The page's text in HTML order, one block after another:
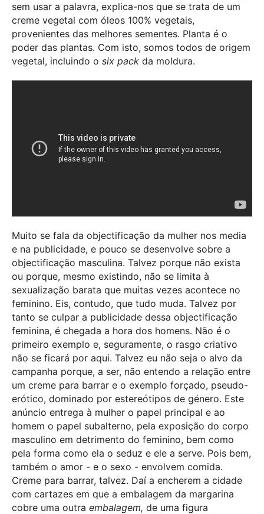
sem usar a palavra, explica-nos que se trata de um
creme vegetal com óleos 100% vegetais,
provenientes das melhores sementes. Planta é o
poder das plantas. Com isto, somos todos de origem
vegetal, incluindo o six pack da moldura.
Muito se fala da objectificação da mulher nos media
e na publicidade, e pouco se desenvolve sobre a
objectificação masculina. Talvez porque não exista
ou porque, mesmo existindo, não se limita à
sexualização barata que muitas vezes acontece no
feminino. Eis, contudo, que tudo muda. Talvez por
tanto se culpar a publicidade dessa objectificação
feminina, é chegada a hora dos homens. Não é o
primeiro exemplo e, seguramente, o rasgo criativo
não se ficará por aqui. Talvez eu não seja o alvo da
campanha porque, a ser, não entendo a relação entre
um creme para barrar e o exemplo forçado, pseudo-
erótico, dominado por estereótipos de género. Este
anúncio entrega à mulher o papel principal e ao
homem o papel subalterno, pela exposição do corpo
masculino em detrimento do feminino, bem como
pela forma como ela o seduz e ele a serve. Pois bem,
também o amor - e o sexo - envolvem comida.
Creme para barrar, talvez. Daí a encherem a cidade
com cartazes em que a embalagem da margarina
cobre uma outra embalagem, de uma figura